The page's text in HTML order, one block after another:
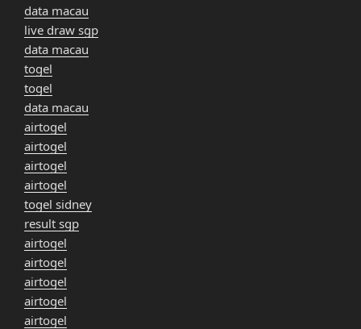
data macau
live draw sgp
data macau
togel
togel
data macau
airtogel
airtogel
airtogel
airtogel
togel sidney
result sgp
airtogel
airtogel
airtogel
airtogel
airtogel